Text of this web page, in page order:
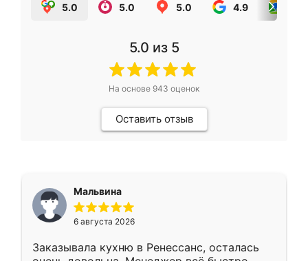
5.0 5.0 5.0 4.9
5.0 из 5
На основе 943 оценок
Оставить отзыв
Мальвина
6 августа 2026
Заказывала кухню в Ренессанс, осталась